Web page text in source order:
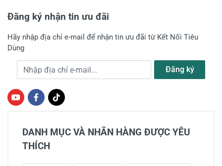
Đăng ký nhận tin ưu đãi
Hãy nhập địa chỉ e-mail để nhận tin ưu đãi từ Kết Nối Tiêu
Dùng
Địa chỉ e-mail Đăng ký
DANH MỤC VÀ NHÃN HÀNG ĐƯỢC YÊU
THÍCH